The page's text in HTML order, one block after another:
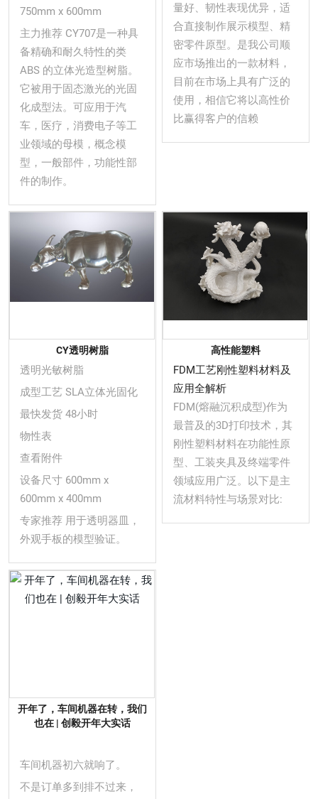
750mm x 600mm
主力推荐 CY707是一种具
备精确和耐久特性的类
ABS 的立体光造型树脂。
它被用于固态激光的光固
化成型法。可应用于汽
车，医疗，消费电子等工
业领域的母模，概念模
型，一般部件，功能性部
件的制作。
量好、韧性表现优异，适
合直接制作展示模型、精
密零件原型。是我公司顺
应市场推出的一款材料，
目前在市场上具有广泛的
使用，相信它将以高性价
比赢得客户的信赖
CY透明树脂
透明光敏树脂
成型工艺 SLA立体光固化
最快发货 48小时
物性表
查看附件
设备尺寸 600mm x
600mm x 400mm
专家推荐 用于透明器皿，
外观手板的模型验证。
高性能塑料
FDM工艺刚性塑料材料及
应用全解析
FDM(熔融沉积成型)作为
最普及的3D打印技术，其
刚性塑料材料在功能性原
型、工装夹具及终端零件
领域应用广泛。以下是主
流材料特性与场景对比:
开年了，车间机器在转，我们
也在 | 创毅开年大实话
车间机器初六就响了。
不是订单多到排不过来，